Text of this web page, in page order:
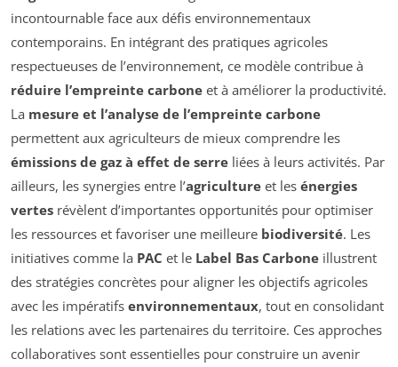
incontournable face aux défis environnementaux
contemporains. En intégrant des pratiques agricoles
respectueuses de l’environnement, ce modèle contribue à
réduire l’empreinte carbone et à améliorer la productivité.
La mesure et l’analyse de l’empreinte carbone
permettent aux agriculteurs de mieux comprendre les
émissions de gaz à effet de serre liées à leurs activités. Par
ailleurs, les synergies entre l’agriculture et les énergies
vertes révèlent d’importantes opportunités pour optimiser
les ressources et favoriser une meilleure biodiversité. Les
initiatives comme la PAC et le Label Bas Carbone illustrent
des stratégies concrètes pour aligner les objectifs agricoles
avec les impératifs environnementaux, tout en consolidant
les relations avec les partenaires du territoire. Ces approches
collaboratives sont essentielles pour construire un avenir